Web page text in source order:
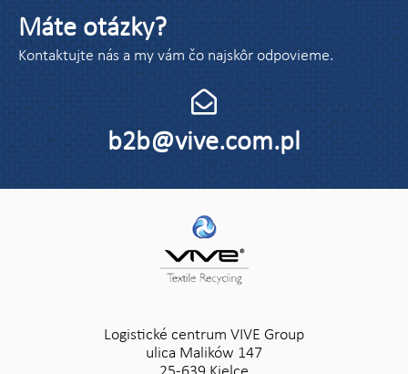
Máte otázky?
Kontaktujte nás a my vám čo najskôr odpovieme.
b2b@vive.com.pl
Logistické centrum VIVE Group
ulica Malików 147